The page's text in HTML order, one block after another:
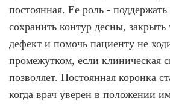
постоянная. Ее роль -
сохранить контур десны, закрыть
дефект и помочь пациенту не
промежутком, если клиническая
позволяет. Постоянная коронка
когда врач уверен в положении